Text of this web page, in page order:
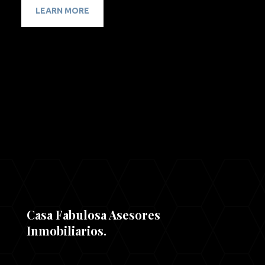
LEARN MORE
Casa Fabulosa Asesores
Inmobiliarios.